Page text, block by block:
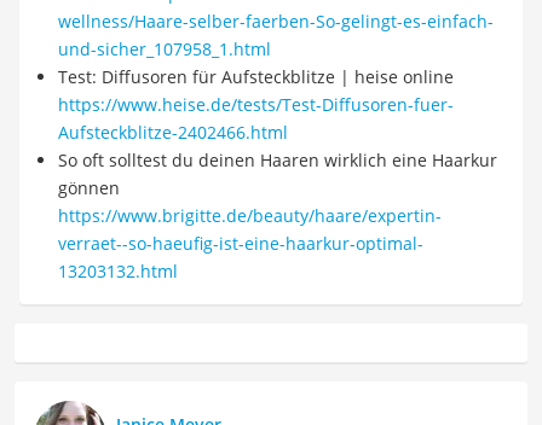
wellness/Haare-selber-faerben-So-gelingt-es-einfach-
und-sicher_107958_1.html
Test: Diffusoren für Aufsteckblitze | heise online
https://www.heise.de/tests/Test-Diffusoren-fuer-
Aufsteckblitze-2402466.html
So oft solltest du deinen Haaren wirklich eine Haarkur
gönnen
https://www.brigitte.de/beauty/haare/expertin-
verraet--so-haeufig-ist-eine-haarkur-optimal-
13203132.html